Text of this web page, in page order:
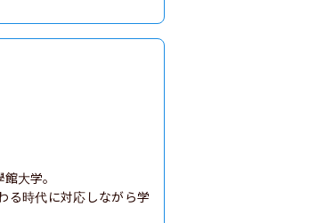
大学。
る時代に対応しながら学